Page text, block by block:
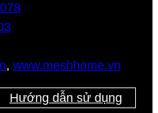
, www.meshhome.vn
Hướng dẫn sử dụng